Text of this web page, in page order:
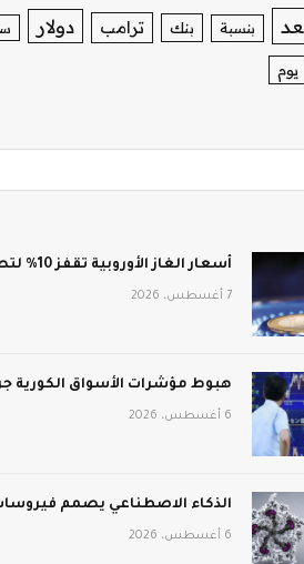
بنسبة بنك ترامب دولار
يوم
أسعار الغاز الأوروبية تقفز 10% لتصل إلى 688 دولار لكل ألف متر مكعب
7 أغسطس، 2026
هبوط مؤشرات الأسواق الكورية
6 أغسطس، 2026
الذكاء الاصطناعي يصمم
6 أغسطس، 2026